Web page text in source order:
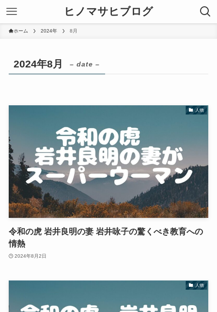
ヒノマサヒブログ
ホーム 2024年 8月
2024年8月 – date –
人物
令和の虎 岩井良明の妻 岩井咏子の驚くべき教育への
情熱
2024年8月2日
人物